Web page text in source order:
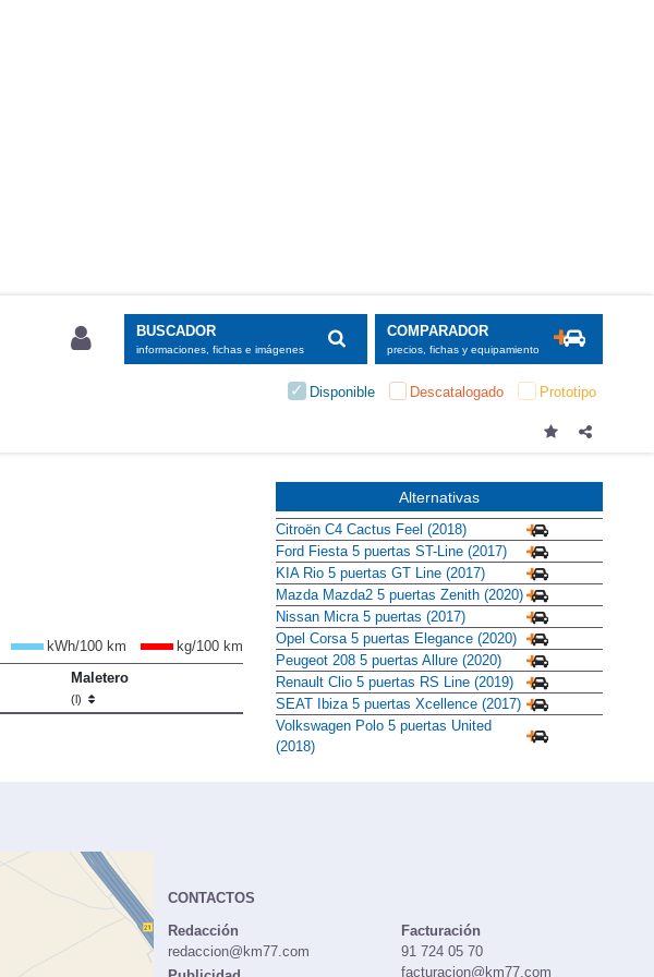
BUSCADOR
informaciones, fichas e imágenes
COMPARADOR
precios, fichas y equipamiento
Disponible Descatalogado Prototipo
kWh/100 km
kg/100 km
Maletero
(l)
Alternativas
Citroën C4 Cactus Feel (2018)
Ford Fiesta 5 puertas ST-Line (2017)
KIA Rio 5 puertas GT Line (2017)
Mazda Mazda2 5 puertas Zenith (2020)
Nissan Micra 5 puertas (2017)
Opel Corsa 5 puertas Elegance (2020)
Peugeot 208 5 puertas Allure (2020)
Renault Clio 5 puertas RS Line (2019)
SEAT Ibiza 5 puertas Xcellence (2017)
Volkswagen Polo 5 puertas United
(2018)
CONTACTOS
Redacción
redaccion@km77.com
Facturación
91 724 05 70
facturacion@km77.com